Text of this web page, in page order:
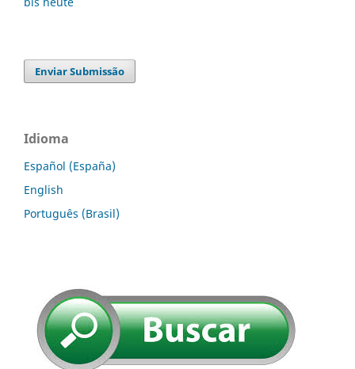
Enviar Submissão
Idioma
Español (España)
English
Português (Brasil)